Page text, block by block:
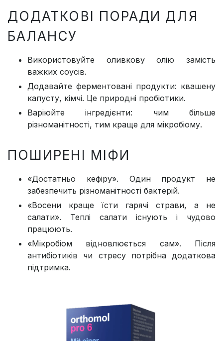
ДОДАТКОВІ ПОРАДИ ДЛЯ
БАЛАНСУ
Використовуйте оливкову олію замість
важких соусів.
Додавайте ферментовані продукти: квашену
капусту, кімчі. Це природні пробіотики.
Варіюйте інгредієнти: чим більше
різноманітності, тим краще для мікробіому.
ПОШИРЕНІ МІФИ
«Достатньо кефіру». Один продукт не
забезпечить різноманітності бактерій.
«Восени краще їсти гарячі страви, а не
салати». Теплі салати існують і чудово
працюють.
«Мікробіом відновлюється сам». Після
антибіотиків чи стресу потрібна додаткова
підтримка.